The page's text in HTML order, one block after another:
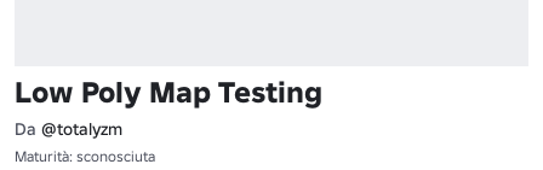
Low Poly Map Testing
Da @totalyzm
Maturità: sconosciuta